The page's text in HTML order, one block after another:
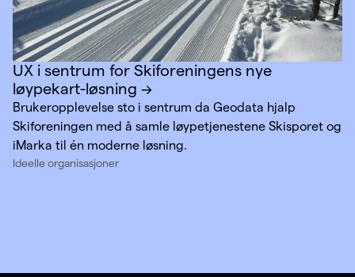
UX i sentrum for Skiforeningens nye
løypekart-løsning
Brukeropplevelse sto i sentrum da Geodata hjalp
Skiforeningen med å samle løypetjenestene Skisporet og
iMarka til én moderne løsning.
Ideelle organisasjoner